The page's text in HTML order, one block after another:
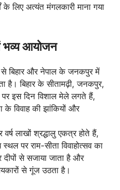
के लिए अत्यंत मंगलकारी माना गया
भव्य आयोजन
से बिहार और नेपाल के जनकपुर में
है। बिहार के सीतामढ़ी, जनकपुर,
इस दिन विशाल मेले लगते हैं,
के विवाह की झांकियों और
लाखों श्रद्धालु एकत्र होते हैं,
पर राम-सीता विवाहोत्सव का
से सजाया जाता है और
से गूंज उठता है।